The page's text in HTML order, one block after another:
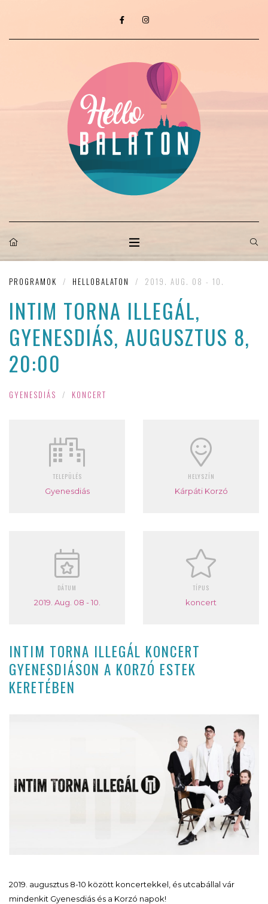
PROGRAMOK / HELLOBALATON / 2019. AUG. 08 - 10.
INTIM TORNA ILLEGÁL,
GYENESDIÁS, AUGUSZTUS 8,
20:00
GYENESDIÁS / KONCERT
TELEPÜLÉS
Gyenesdiás
HELYSZÍN
Kárpáti Korzó
DÁTUM
2019. Aug. 08 - 10.
TÍPUS
koncert
INTIM TORNA ILLEGÁL KONCERT
GYENESDIÁSON A KORZÓ ESTEK
KERETÉBEN
2019. augusztus 8-10 között koncertekkel, és utcabállal vár
mindenkit Gyenesdiás és a Korzó napok!